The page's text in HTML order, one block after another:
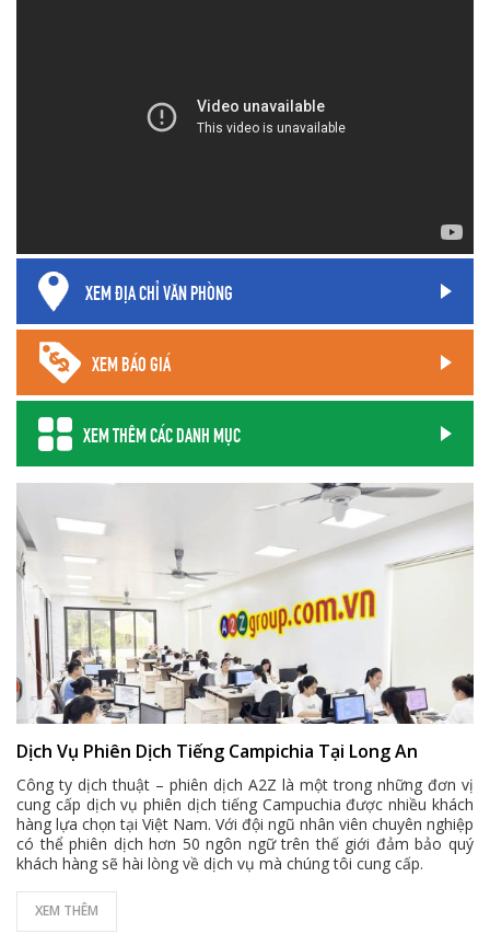
XEM ĐỊA CHỈ VĂN PHÒNG
XEM BÁO GIÁ
XEM THÊM CÁC DANH MỤC
Dịch Vụ Phiên Dịch Tiếng Campichia Tại Long An
Công ty dịch thuật – phiên dịch A2Z là một trong những đơn vị
cung cấp dịch vụ phiên dịch tiếng Campuchia được nhiều khách
hàng lựa chọn tại Việt Nam. Với đội ngũ nhân viên chuyên nghiệp
có thể phiên dịch hơn 50 ngôn ngữ trên thế giới đảm bảo quý
khách hàng sẽ hài lòng về dịch vụ mà chúng tôi cung cấp.
XEM THÊM